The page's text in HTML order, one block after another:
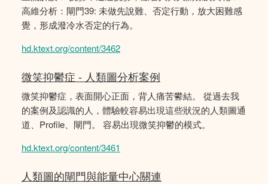
高維分析：閘門39: 未做先說難、否定行動，放大困難感
覺，形成潑冷水否定的行為。
hd.ktext.org/content/3462
微笑抑鬱症 - 人類圖分析案例
微笑抑鬱症，表面開心正面，背人痛苦鬰結。 從過去我
的案例及認識的人，體驗較容易出現這些狀況的人類圖通
道、Profile、閘門。 容易出現微笑抑鬱的模式。
hd.ktext.org/content/3461
人類圖的閘門與能量中心關連